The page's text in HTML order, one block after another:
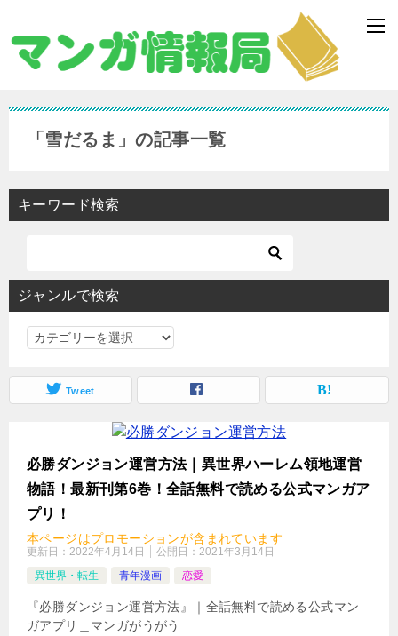
「雪だるま」の記事一覧
キーワード検索
ジャンルで検索
ジ
ン
ル
索
Tweet
必勝ダンジョン運営方法｜異世界ハーレム領地運営
物語！最新刊第6巻！全話無料で読める公式マンガア
プリ！
本ページはプロモーションが含まれています
更新日： 2022年4月14日 公開日： 2021年3月14日
異世界・転生
青年漫画 恋愛
『必勝ダンジョン運営方法』｜全話無料で読める公式マン
ガアプリ＿マンガがうがう